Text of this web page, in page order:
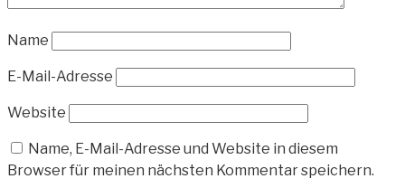
Name
E-Mail-Adresse
Website
Name, E-Mail-Adresse und Website in diesem
Browser für meinen nächsten Kommentar speichern.